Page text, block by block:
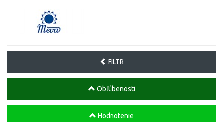
FILTR
Obľúbenosti
Hodnotenie